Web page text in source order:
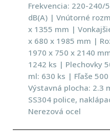
Frekvencia: 220-240/
dB(A) | Vnútorné
x 1355 mm |
x 680 x 1985 mm |
1970 x 750 x 2140
1242 ks | Plechovky
ml: 630 ks | Fľaše
Výstavná plocha: 2.3
SS304 police,
Nerezová ocel